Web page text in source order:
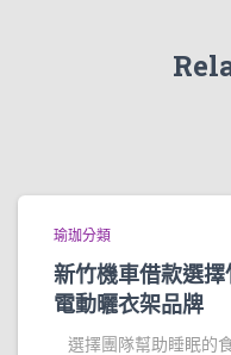
瑜珈分類
新竹機車借款選
電動曬衣架品牌
選擇團隊幫助睡眠的